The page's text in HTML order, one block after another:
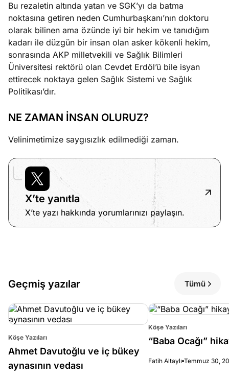
Bu rezaletin altında yatan ve SGK’yı da batma
noktasına getiren neden Cumhurbaşkanı’nın doktoru
olarak bilinen ama özünde iyi bir hekim ve tanıdığım
kadarı ile düzgün bir insan olan asker kökenli hekim,
sonrasında AKP milletvekili ve Sağlık Bilimleri
Üniversitesi rektörü olan Cevdet Erdöl’ü bile isyan
ettirecek noktaya gelen Sağlık Sistemi ve Sağlık
Politikası’dır.
NE ZAMAN İNSAN OLURUZ?
Velinimetimize saygısızlık edilmediği zaman.
X’te yanıtla
X’te yazı hakkında yorumlarınızı paylaşın.
Geçmiş yazılar Tümü
Köşe Yazıları
Ahmet Davutoğlu ve iç bükey
aynasının vedası
Köşe Yazıları
“Baba Ocağı”
Fatih Altaylı Temmuz 30,